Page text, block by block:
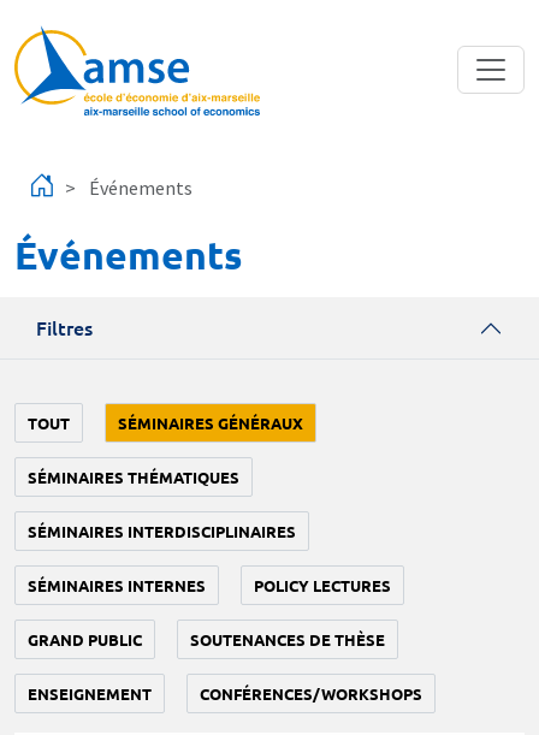
Événements
Événements
Filtres
TOUT SÉMINAIRES GÉNÉRAUX
SÉMINAIRES THÉMATIQUES
SÉMINAIRES INTERDISCIPLINAIRES
SÉMINAIRES INTERNES POLICY LECTURES
GRAND PUBLIC SOUTENANCES DE THÈSE
ENSEIGNEMENT CONFÉRENCES/WORKSHOPS